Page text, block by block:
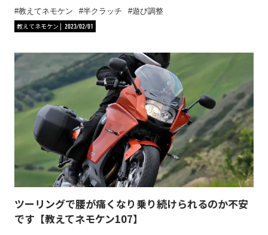
教えてネモケン 半クラッチ
遊び調整
教えてネモケン
2023/02/01
ツーリングで腰が痛くなり乗り続けられるのか不安
です【教えてネモケン107】